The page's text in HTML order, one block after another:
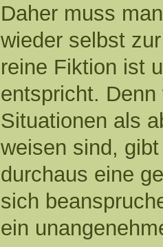
Daher muss
wieder selbst
reine Fiktion ist
entspricht.
Situationen als
weisen sind,
durchaus eine
sich
ein